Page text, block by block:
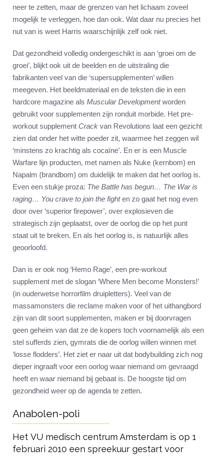
neer te zetten, maar de grenzen van het lichaam zoveel
mogelijk te verleggen, hoe dan ook. Wat daar nu precies het
nut van is weet Harris waarschijnlijk zelf ook niet.
Dat gezondheid volledig ondergeschikt is aan ‘groei om de
groei’, blijkt ook uit de beelden en de uitstraling die
fabrikanten veel van die ‘supersupplementen’ willen
meegeven. Het beeldmateriaal en de teksten die in een
hardcore magazine als Muscular Developmentworden
gebruikt voor supplementen zijn ronduit morbide. Het pre-
workout supplement Crack van Revolutions laat een gezicht
zien dat onder het witte poeder zit, waarmee het zeggen wil
‘minstens zo krachtig als cocaïne’. En er is een Muscle
Warfare lijn producten, met namen als Nuke (kernbom) en
Napalm (brandbom) om duidelijk te maken dat het oorlog is.
Even een stukje proza: The Battle has begun… The War is
raging… You crave to join the fighten zo gaat het nog even
door over ‘superior firepower’, over explosieven die
strategisch zijn geplaatst, over de oorlog die op het punt
staat uit te breken. En als het oorlog is, is natuurlijk alles
geoorloofd.
Dan is er ook nog ‘Hemo Rage’, een pre-workout
supplement met de slogan ‘Where Men become Monsters!’
(in ouderwetse horrorfilm druipletters). Veel van de
massamonsters die reclame maken voor of het uithangbord
zijn van dit soort supplementen, maken er bij doorvragen
geen geheim van dat ze de kopers toch voornamelijk als een
stel sufferds zien, gymrats die de oorlog willen winnen met
‘losse flodders’. Het ziet er naar uit dat bodybuilding zich nog
dieper ingraaft voor een oorlog waar niemand om gevraagd
heeft en waar niemand bij gebaat is. De hoogste tijd om
gezondheid weer op de agenda te zetten.
Anabolen-poli
Het VU medisch centrum Amsterdam is op 1
februari 2010 een spreekuur gestart voor